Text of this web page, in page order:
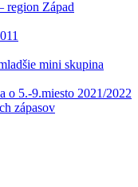
region Západ
mini skupina
o 5.-9.miesto 2021/2022
zápasov